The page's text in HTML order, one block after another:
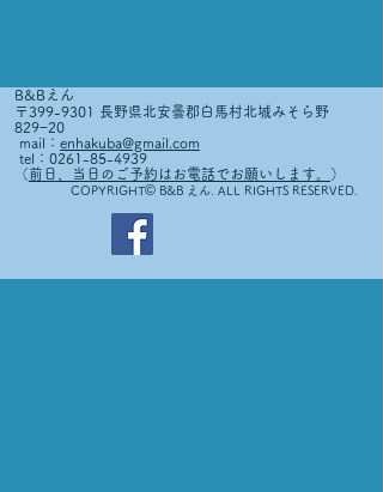
B&Bえん
〒399-9301 長野県北安曇郡白馬村北城みそら野
829−20
mail： enhakuba@gmail.com
tel：0261-85-4939
（ 前日、当日のご予約はお電話でお願いします。 ）
COPYRIGHT© B&B えん. ALL RIGHTS RESERVED.